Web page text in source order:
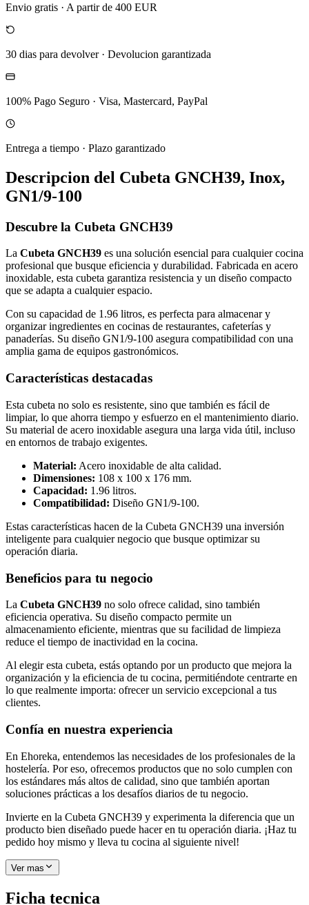
Envio gratis · A partir de 400 EUR
30 dias para devolver· Devolucion garantizada
100% Pago Seguro · Visa, Mastercard, PayPal
Entrega a tiempo · Plazo garantizado
Descripcion del Cubeta GNCH39, Inox,
GN1/9-100
Descubre la Cubeta GNCH39
La Cubeta GNCH39 es una solución esencial para cualquier cocina
profesional que busque eficiencia y durabilidad. Fabricada en acero
inoxidable, esta cubeta garantiza resistencia y un diseño compacto
que se adapta a cualquier espacio.
Con su capacidad de 1.96 litros, es perfecta para almacenar y
organizar ingredientes en cocinas de restaurantes, cafeterías y
panaderías. Su diseño GN1/9-100 asegura compatibilidad con una
amplia gama de equipos gastronómicos.
Características destacadas
Esta cubeta no solo es resistente, sino que también es fácil de
limpiar, lo que ahorra tiempo y esfuerzo en el mantenimiento diario.
Su material de acero inoxidable asegura una larga vida útil, incluso
en entornos de trabajo exigentes.
Material: Acero inoxidable de alta calidad.
Dimensiones: 108 x 100 x 176 mm.
Capacidad: 1.96 litros.
Compatibilidad: Diseño GN1/9-100.
Estas características hacen de la Cubeta GNCH39 una inversión
inteligente para cualquier negocio que busque optimizar su
operación diaria.
Beneficios para tu negocio
La Cubeta GNCH39 no solo ofrece calidad, sino también
eficiencia operativa. Su diseño compacto permite un
almacenamiento eficiente, mientras que su facilidad de limpieza
reduce el tiempo de inactividad en la cocina.
Al elegir esta cubeta, estás optando por un producto que mejora la
organización y la eficiencia de tu cocina, permitiéndote centrarte en
lo que realmente importa: ofrecer un servicio excepcional a tus
clientes.
Confía en nuestra experiencia
En Ehoreka, entendemos las necesidades de los profesionales de la
hostelería. Por eso, ofrecemos productos que no solo cumplen con
los estándares más altos de calidad, sino que también aportan
soluciones prácticas a los desafíos diarios de tu negocio.
Invierte en la Cubeta GNCH39 y experimenta la diferencia que un
producto bien diseñado puede hacer en tu operación diaria. ¡Haz tu
pedido hoy mismo y lleva tu cocina al siguiente nivel!
Ver mas
Ficha tecnica